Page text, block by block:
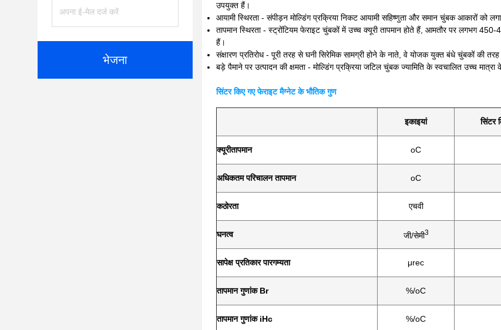
भेजना
उपयुक्त हैं।
आयामी स्थिरता - संपीड़न मोल्डिंग प्रक्रिया निकट आयामी सहिष्णुता और समान चुंबक आकारों को
तापमान स्थिरता - स्ट्रोंटियम फेराइट चुंबकों में उच्च क्यूरी तापमान होते हैं, आमतौर पर लगभग
हैं।
संक्षारण प्रतिरोध - पूरी तरह से घनी सिरेमिक सामग्री होने के नाते, वे योजक युक्त बंधे चुंबकों की
बड़े पैमाने पर उत्पादन की क्षमता - मोल्डिंग प्रक्रिया जटिल चुंबक ज्यामिति के स्वचालित उच्च
सिंटर किए गए फेराइट मैग्नेट के भौतिक गुण
इकाइयां सिंटर
क्यूरीतापमान oC
अधिकतम परिचालन तापमान oC
कठोरता एचवी
घनत्व जी/सेमी3
सापेक्ष प्रतिकार पारगम्यता μrec
तापमान गुणांक Br %/oC
तापमान गुणांक iHc %/oC